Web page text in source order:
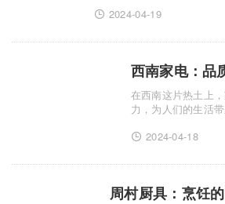
提供了一个全新的舞台，让
2024-04-19
西南家电：品
在西南这片热土上
力，为人们的生活
的品质、创新的技
质.........
2024-04-18
周村厨具：烹饪